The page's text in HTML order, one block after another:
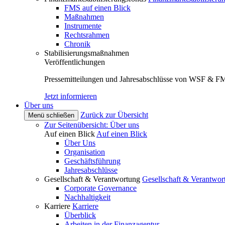
FMS auf einen Blick
Maßnahmen
Instrumente
Rechtsrahmen
Chronik
Stabilisierungsmaßnahmen
Veröffentlichungen
Pressemitteilungen und Jahresabschlüsse von WSF &
Jetzt informieren
Über uns
Menü schließen
Zurück zur Übersicht
Zur Seitenübersicht: Über uns
Auf einen Blick Auf einen Blick
Über Uns
Organisation
Geschäftsführung
Jahresabschlüsse
Gesellschaft & Verantwortung Gesellschaft &
Corporate Governance
Nachhaltigkeit
Karriere Karriere
Überblick